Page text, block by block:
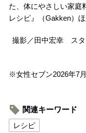
た、体にやさしい家庭
レシピ』（Gakken）ほ
撮影／田中宏幸 ス
※女性セブン2026年7
関連キーワード
レシピ